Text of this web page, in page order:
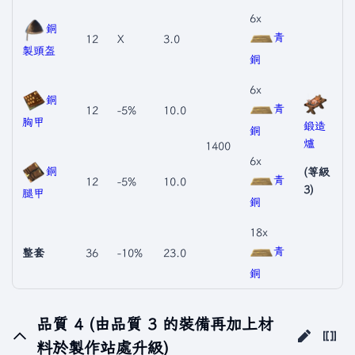
銅
製頭盔
12 X 3.0
1400
6x
青
銅
鍛造
爐
(等級
3)
銅
胸甲
12 -5% 10.0
6x
青
銅
銅
腿甲
12 -5% 10.0
6x
青
銅
整套 36 -10% 23.0
18x
青
銅
品質 4 (由品質 3 的裝備再加上材
料於製作站處升級)